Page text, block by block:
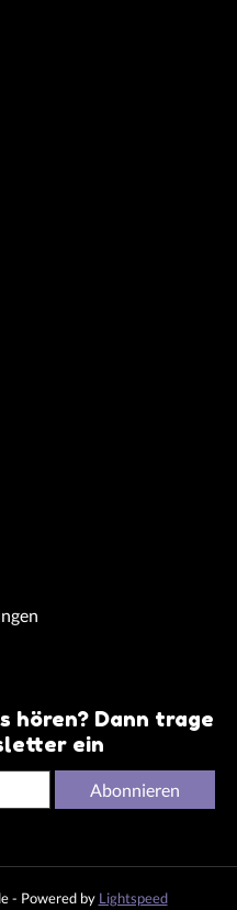
hören? Dann trage
ein
Abonnieren
- Powered by Lightspeed